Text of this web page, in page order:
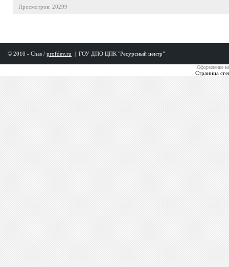
Просмотров: 20299
© 2010 - Chas / profdev.ru | ГОУ ДПО ЦПК "Ресурсный центр"
Оформление
Страница